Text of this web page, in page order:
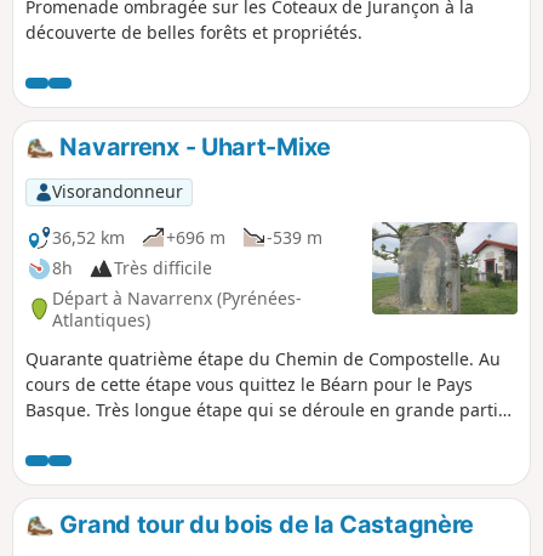
Promenade ombragée sur les Coteaux de Jurançon à la
découverte de belles forêts et propriétés.
Navarrenx - Uhart-Mixe
Visorandonneur
36,52 km
+696 m
-539 m
8h
Très difficile
Départ à Navarrenx (Pyrénées-
Atlantiques)
Quarante quatrième étape du Chemin de Compostelle. Au
cours de cette étape vous quittez le Béarn pour le Pays
Basque. Très longue étape qui se déroule en grande partie
bois. Compte tenu que vous ne traversez pas de gros
village, il est donc préférable de prévoir le ravitaillement au
départ.Grand tour du bois de la Castagnère